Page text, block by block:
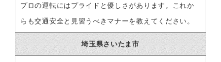
プロの運転にはプライドと優しさがあります。これか
らも交通安全と見習うべきマナーを教えてください。
埼玉県さいたま市